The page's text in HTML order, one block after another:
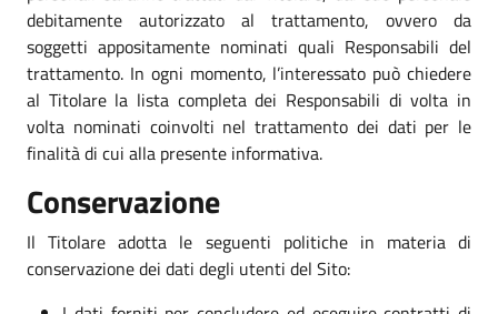
debitamente autorizzato al trattamento, ovvero da
soggetti appositamente nominati quali Responsabili del
trattamento. In ogni momento, l’interessato può chiedere
al Titolare la lista completa dei Responsabili di volta in
volta nominati coinvolti nel trattamento dei dati per le
finalità di cui alla presente informativa.
Conservazione
Il Titolare adotta le seguenti politiche in materia di
conservazione dei dati degli utenti del Sito: